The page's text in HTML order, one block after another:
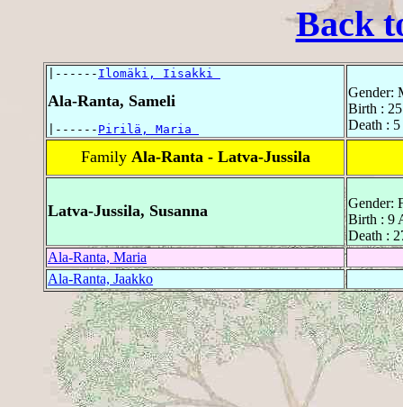
Back
|------ Ilomäki, Iisakki
Ala-Ranta, Sameli
|------ Pirilä, Maria
Gender:
Birth :
Death :
Family Ala-Ranta - Latva-Jussila
Latva-Jussila, Susanna
Gender:
Birth : 9
Death :
Ala-Ranta, Maria
Ala-Ranta, Jaakko